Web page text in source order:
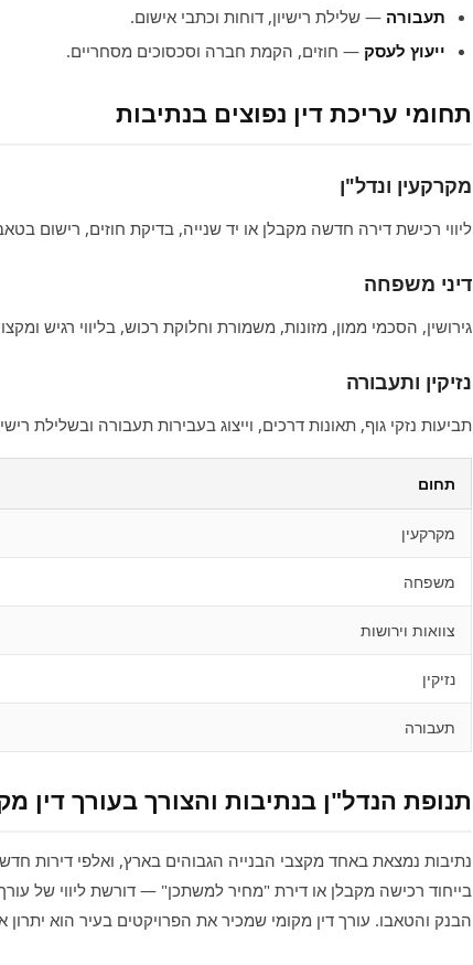
תעבורה — שלילת רישיון, דוחות וכתבי אישום.
ייעוץ לעסק — חוזים, הקמת חברה וסכסוכים מסחריים.
תחומי עריכת דין נפוצים בנתיבות
מקרקעין ונדל"ן
ליווי רכישת דירה חדשה מקבלן או יד שנייה, בדיקת חוזים, רישום
דיני משפחה
גירושין, הסכמי ממון, מזונות, משמורת וחלוקת רכוש, בליווי רגיש
נזיקין ותעבורה
תביעות נזקי גוף, תאונות דרכים, וייצוג בעבירות תעבורה ובשלילת
תחום
מקרקעין
משפחה
צוואות וירושות
נזיקין
תעבורה
תנופת הנדל"ן בנתיבות והצורך בעורך דין
נתיבות נמצאת באחד מקצבי הבנייה הגבוהים בארץ, ואלפי דירות
בייחוד רכישה מקבלן או דירת "מחיר למשתכן" — דורשת ליווי של
הבנק והטאבו. עורך דין מקומי שמכיר את הפרויקטים בעיר הוא יתרון